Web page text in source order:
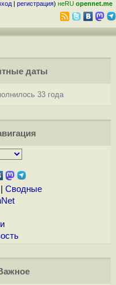
| регистрация) неRU opennet.me
даты
33 года
Сводные